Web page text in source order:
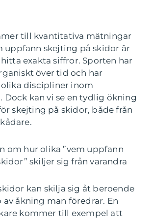
till kvantitativa mätningar
uppfann skejting på skidor är
exakta siffror. Sporten har
över tid och har
olika discipliner inom
Dock kan vi se en tydlig ökning
skejting på skidor, både från
om hur olika ”vem uppfann
skiljer sig från varandra
kan skilja sig åt beroende
av åkning man föredrar. En
kommer till exempel att